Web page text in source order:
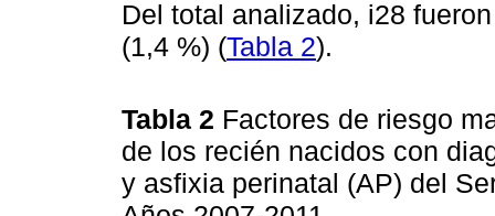
Del total analizado, i28
(1,4 %) (Tabla 2).
Tabla 2 Factores de riesgo
de los recién nacidos con
y asfixia perinatal (AP) del